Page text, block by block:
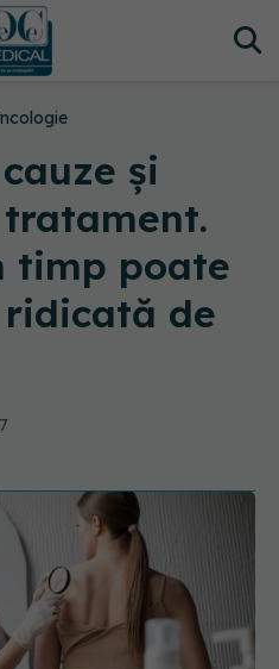
și
timp poate
de